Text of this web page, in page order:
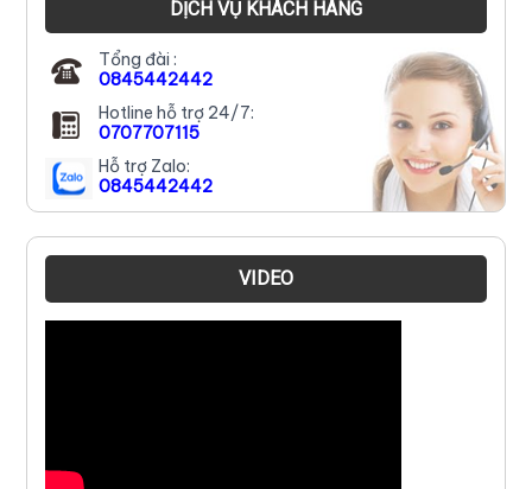
DỊCH VỤ KHÁCH HÀNG
Tổng đài :
0845442442
Hotline hỗ trợ 24/7:
0707707115
Hỗ trợ Zalo:
0845442442
VIDEO